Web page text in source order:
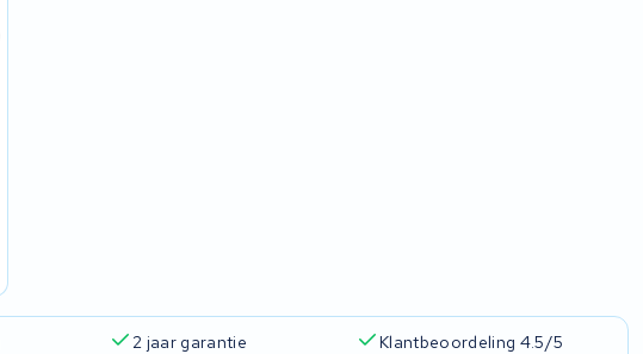
2 jaar garantie Klantbeoordeling 4.5/5